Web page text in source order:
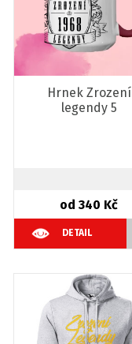
Hrnek Zrození
legendy 5
od 340 Kč
DETAIL